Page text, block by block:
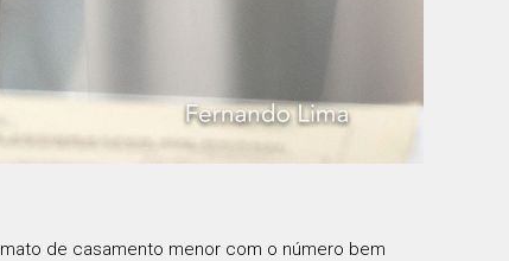
de casamento menor com o número bem